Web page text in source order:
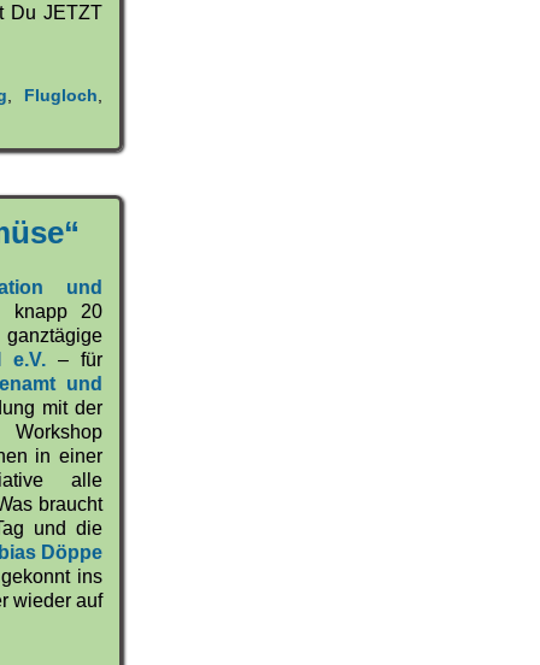
Du JETZT
Flugloch
und
knapp 20
e.V.– für
und
mit der
Workshop
in einer
alle
braucht
und die
Döppe
ins
wieder auf